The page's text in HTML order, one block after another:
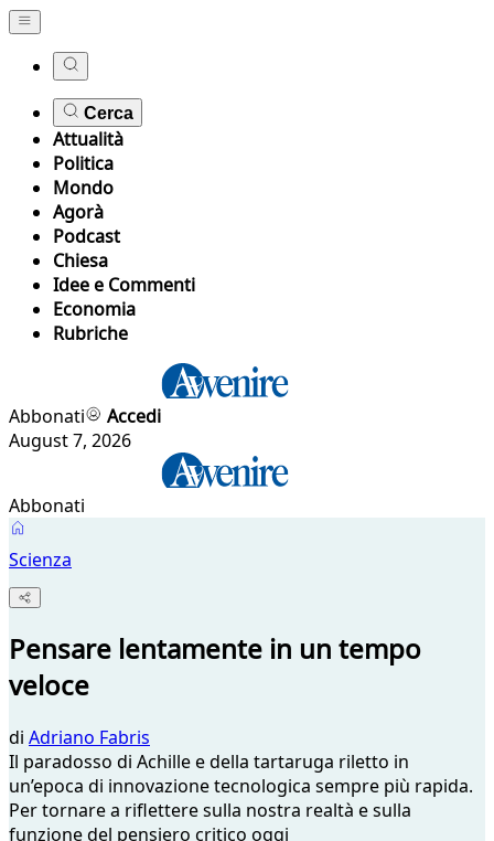
Cerca
Attualità
Politica
Mondo
Agorà
Podcast
Chiesa
Idee e Commenti
Economia
Rubriche
Abbonati
Accedi
August 7, 2026
Abbonati
Scienza
Pensare lentamente in un tempo
veloce
di Adriano Fabris
Il paradosso di Achille e della tartaruga riletto in
un’epoca di innovazione tecnologica sempre più rapida.
Per tornare a riflettere sulla nostra realtà e sulla
funzione del pensiero critico oggi